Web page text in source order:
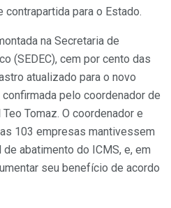
para o Estado.
na Secretaria de
(SEDEC), cem por cento das
atualizado para o novo
pelo coordenador de
Tomaz. O coordenador e
103 empresas mantivessem
abatimento do ICMS, e, em
seu benefício de acordo